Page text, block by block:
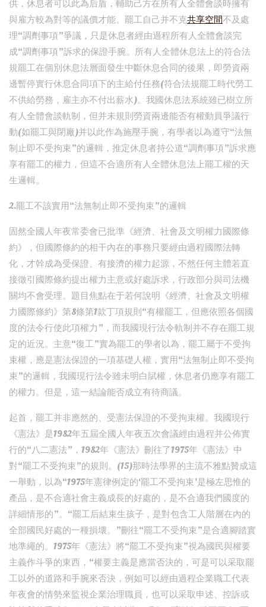
供，休息者可以此為后盾，輔助己方在所有人全體會談時擁有
與雇方較為對等的議價才能。罷工自己并不克共享空間不及處
理“調劑事項”爭議，只是休息者經由過程所有人全體會談完
成“調劑事項”訴求的保證手腕。所有人全體休息法上的符合法
規罷工在個別休息法層面發生中斷休息合同的後果，即勞資兩
邊暫停實行休息合同項下的主給付任務(符合法規罷工時代勞工
不供給勞務，雇主亦不付出薪水)。我國休息法系統雖已樹立所
有人全體會談軌制，但并未規則勞資兩邊能否有權動員爭議行
動(如罷工與閉廠)并以此作為施壓手腕，有學者以為遵守“法無
制止即不受拘束”的邏輯，推定休息者持公道“調劑事項”訴求應
享有罷工的權力，但這不合適所有人全體休息法上罷工權的天
生邏輯。
2.罷工不該實用“法無制止即不受拘束”的邏輯
固然全國人年夜常委會已批準《經濟、社會及文明權力國際條
約》，但國際條約的相干內在的事務只要經由過程國際法轉
化，才幹成為受保證、有接濟的權力起源，不然任何主體若直
接徵引國際條約提出權力主意或好處訴求，行政部分與司法機
關均不會受理。題目焦點在于若何說明《經濟、社會及文明權
力國際條約》第8條第1款丁項規則“有權罷工，但應依照各個國
度的法令行使此項權力”，而我國現行法令軌制并不存在罷工規
定的近況。主意“復工”實為罷工的學者以為，罷工屬于不受拘
束權，應是憲法保證的一項基礎人權，實用“法無制止即不受拘
束”的邏輯，我國現行法令雖未明白賦權，休息者仍應享有罷工
的權力。但是，這一結論能否成立有待商議。
起首，罷工并非應然的、受憲法保證的不受拘束權。我國現行
《憲法》是1982年五屆全國人年夜五次會議經由過程并公佈實
行的“八二憲法”，1982年《憲法》刪往了1975年《憲法》中
對“罷工不受拘束”的規則。(15)那時法學界的主流不雅點贊成這
一舉動，以為“1975年憲律例定的‘罷工不受拘束’是極左思惟的
產品，是不合適社會主義成長的好處的，是不合適我們國度的
詳細情形的”。“罷工后結束生孩子，是對包含工人階層在內的
全部國民好處的一種損壞。”刪往“罷工不受拘束”是合適腳踏實
地準繩的。1975年《憲法》將“罷工不受拘束”視為國民與權要
主義作斗爭的東西，“權要主義是應當否決的，可是可以采取罷
工以外的道路和手腕來否決，例如可以經由過程企業職工代表
年夜會的情勢來監視企業治理職員，也可以采取申述、控訴或